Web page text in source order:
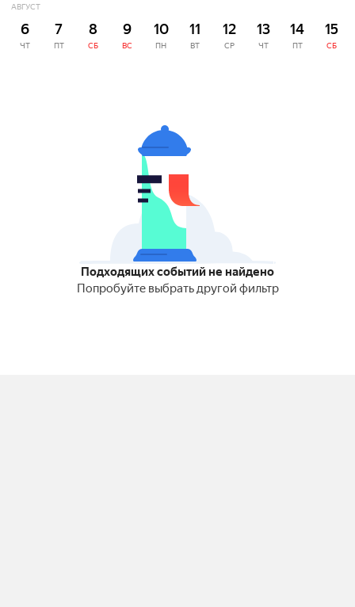
АВГУСТ
6
ЧТ
7
ПТ
8
СБ
9
ВС
10
ПН
11
ВТ
12
СР
13
ЧТ
14
ПТ
15
СБ
Подходящих событий не найдено
Попробуйте выбрать другой фильтр